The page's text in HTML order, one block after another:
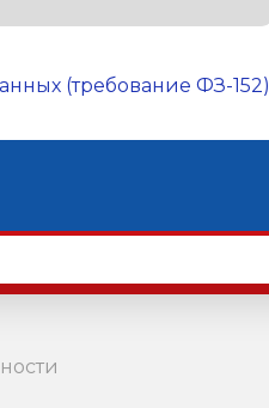
(требование ФЗ-152)